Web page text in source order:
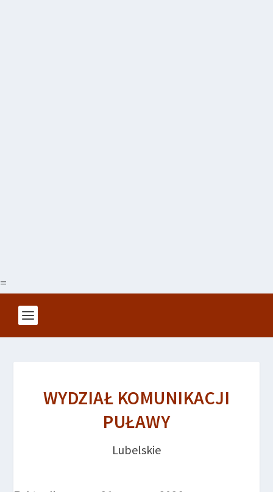
=
WYDZIAŁ KOMUNIKACJI
PUŁAWY
Lubelskie